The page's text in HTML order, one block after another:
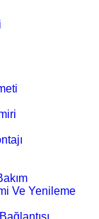
Ve Yenileme